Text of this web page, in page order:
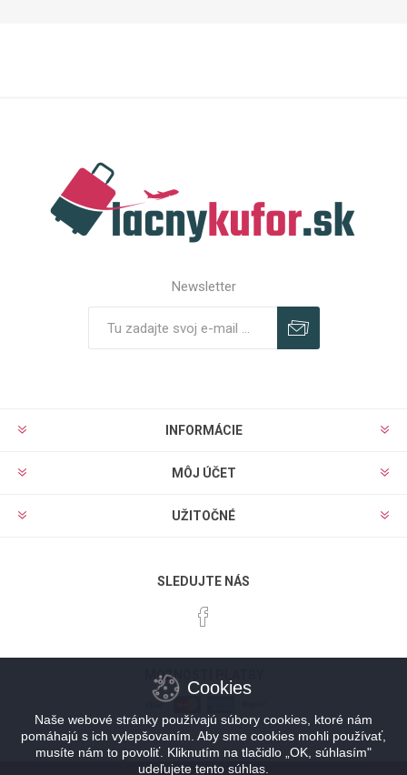
Newsletter
INFORMÁCIE
MÔJ ÚČET
UŽITOČNÉ
SLEDUJTE NÁS
MOŽNOSTI PLATBY
Cookies
Naše webové stránky používajú súbory cookies, ktoré nám
pomáhajú s ich vylepšovaním. Aby sme cookies mohli používať,
musíte nám to povoliť. Kliknutím na tlačidlo „OK, súhlasím"
udeľujete tento súhlas.